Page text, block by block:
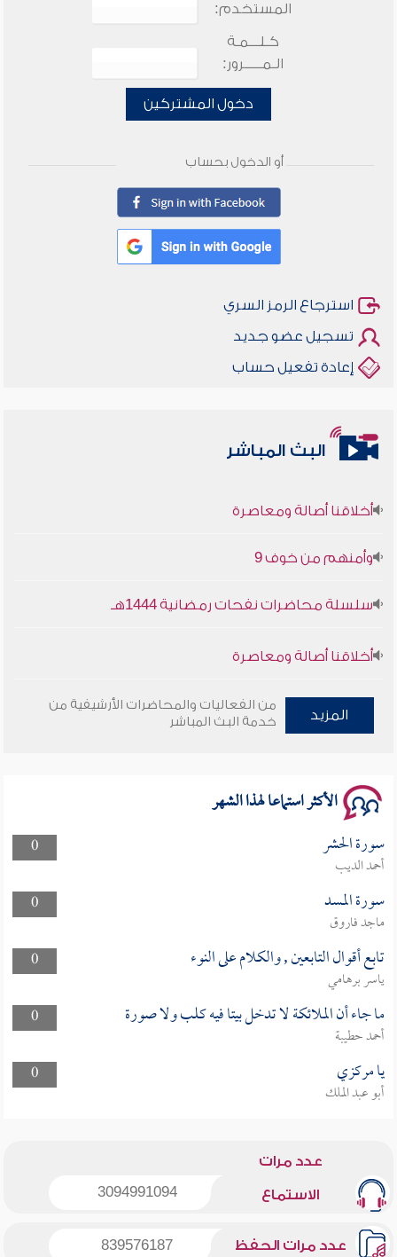
المستخدم:
كـلـــمـة
الـمـــــرور:
دخول المشتركين
أو الدخول بحساب
استرجاع الرمز السري
تسجيل عضو جديد
إعادة تفعيل حساب
البث المباشر
سلسلة محاضرات نفحات رمضانية 1444هـ
المزيد
من الفعاليات والمحاضرات الأرشيفية من
خدمة البث المباشر
الأكثر استماعا لهذا الشهر
0 سورة الحشر
أحمد الديب
0
سورة المسد
ماجد فاروق
0
تابع أقوال التابعين , والكلام على النوء
ياسر برهامي
0
ما جاء أن الملائكة لا تدخل بيتا فيه كلب ولا صورة
أحمد حطيبة
0
يا مركزي
أبو عبد الملك
عدد مرات
الاستماع 3094991094
عدد مرات الحفظ 839576187